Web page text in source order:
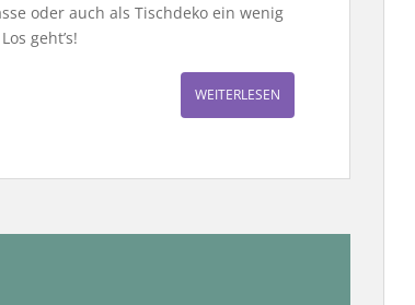
oder auch als Tischdeko ein wenig
geht’s!
WEITERLESEN